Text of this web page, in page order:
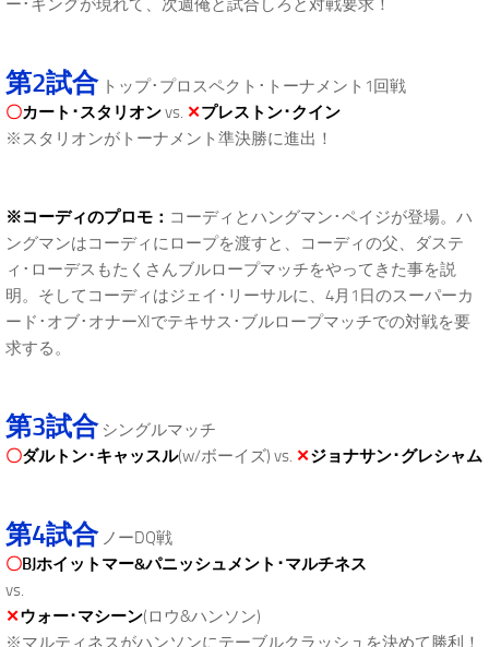
ー･キングが現れて、次週俺と試合しろと対戦要求！
第2試合トップ･プロスペクト･トーナメント1回戦
〇カート･スタリオンvs. ✕プレストン･クイン
※スタリオンがトーナメント準決勝に進出！
※コーディのプロモ： コーディとハングマン･ペイジが登場。ハ
ングマンはコーディにロープを渡すと、コーディの父、ダステ
ィ･ローデスもたくさんブルロープマッチをやってきた事を説
明。そしてコーディはジェイ･リーサルに、4月1日のスーパーカ
ード･オブ･オナーXIでテキサス･ブルロープマッチでの対戦を要
求する。
第3試合シングルマッチ
〇ダルトン･キャッスル(w/ボーイズ) vs. ✕ジョナサン･グレシャム
第4試合ノーDQ戦
〇BJホイットマー&パニッシュメント･マルチネス
vs.
✕ウォー･マシーン(ロウ&ハンソン)
※マルティネスがハンソンにテーブルクラッシュを決めて勝利！